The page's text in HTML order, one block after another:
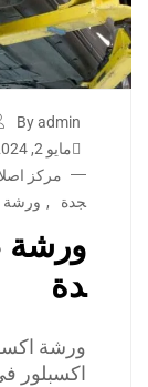
By admin
مايو 2, 2024
مركز
جدة
, ورشة
ورشة
دة
ورشة
اكسبلور